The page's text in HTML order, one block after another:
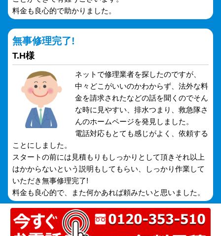
料金も良心的で助かりました。
無事修理完了!
T.H様
ネットで修理業者を探したのですが、
中々どこがいいのかわからず、法外な料
金を請求されたなどの話を聞くのでそん
な時に見やすい、排水つまり、救急隊さ
んのホームページを発見しました。
電話対応もとても感じがよく、依頼する
ことにしました。
スタートの前には見積もりもしっかりとして頂きそれ以上
はかからないという説明もしてもらい、しっかり作業して
いただき無事修理完了!
料金も良心的で、また何かあれば頼みたいと思いました。